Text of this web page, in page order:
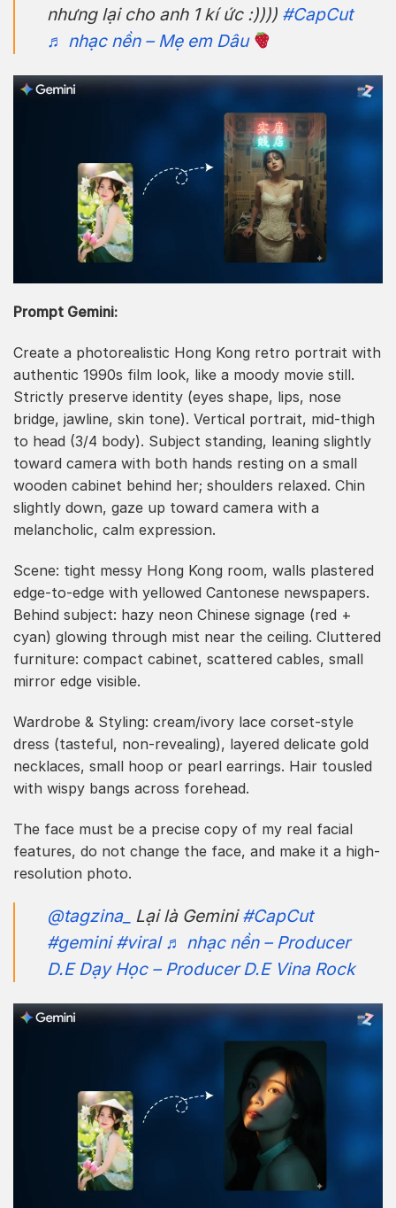
nhưng lại cho anh 1 kí ức :)))) #CapCut
♬ nhạc nền – Mẹ em Dâu
Prompt Gemini:
Create a photorealistic Hong Kong retro portrait with
authentic 1990s film look, like a moody movie still.
Strictly preserve identity (eyes shape, lips, nose
bridge, jawline, skin tone). Vertical portrait, mid-thigh
to head (3/4 body). Subject standing, leaning slightly
toward camera with both hands resting on a small
wooden cabinet behind her; shoulders relaxed. Chin
slightly down, gaze up toward camera with a
melancholic, calm expression.
Scene: tight messy Hong Kong room, walls plastered
edge-to-edge with yellowed Cantonese newspapers.
Behind subject: hazy neon Chinese signage (red +
cyan) glowing through mist near the ceiling. Cluttered
furniture: compact cabinet, scattered cables, small
mirror edge visible.
Wardrobe & Styling: cream/ivory lace corset-style
dress (tasteful, non-revealing), layered delicate gold
necklaces, small hoop or pearl earrings. Hair tousled
with wispy bangs across forehead.
The face must be a precise copy of my real facial
features, do not change the face, and make it a high-
resolution photo.
@tagzina_ Lại là Gemini#CapCut
#gemini #viral ♬ nhạc nền – Producer
D.E Dạy Học – Producer D.E Vina Rock